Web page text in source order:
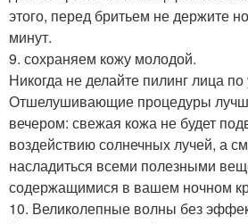
этого, перед бритьем не держите
минут.
9. сохраняем кожу молодой.
Никогда не делайте пилинг лица по
Отшелушивающие процедуры
вечером: свежая кожа не будет
воздействию солнечных лучей, а
насладиться всеми полезными
содержащимися в вашем ночном
10. Великолепные волны без